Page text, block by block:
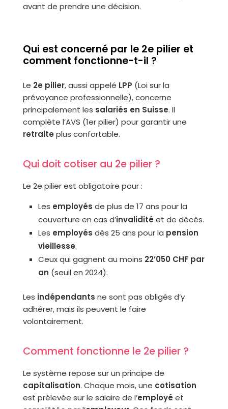
avant de prendre une décision.
Qui est concerné par le 2e pilier et
comment fonctionne-t-il ?
Le 2e pilier, aussi appelé LPP (Loi sur la
prévoyance professionnelle), concerne
principalement les salariés en Suisse. Il
complète l’AVS (1er pilier) pour garantir une
retraite plus confortable.
Qui doit cotiser au 2e pilier ?
Le 2e pilier est obligatoire pour :
Les employés de plus de 17 ans pour la
couverture en cas d’invalidité et de décès.
Les employés dès 25 ans pour la pension
vieillesse.
Ceux qui gagnent au moins 22’050 CHF par
an (seuil en 2024).
Les indépendants ne sont pas obligés d’y
adhérer, mais ils peuvent le faire
volontairement.
Comment fonctionne le 2e pilier ?
Le système repose sur un principe de
capitalisation. Chaque mois, une cotisation
est prélevée sur le salaire de l’employé et